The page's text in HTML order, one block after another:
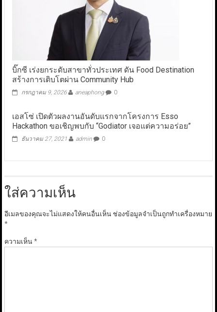
บิ๊กซี เร่งยกระดับสาขาทั่วประเทศ ดัน Food Destination
สร้างการเติบโตผ่าน Community Hub
กรกฎาคม 9, 2026 aneaphong 0
เอสโซ่ เปิดตัวผลงานอันดับแรกจากโครงการ Esso
Hackathon ขอเชิญพบกับ “Godiator เจอแต่ความอร่อย”
ธันวาคม 27, 2021 admin 0
ใส่ความเห็น
อีเมลของคุณจะไม่แสดงให้คนอื่นเห็น ช่องข้อมูลจำเป็นถูกทำเครื่องหมาย
*
ความเห็น*